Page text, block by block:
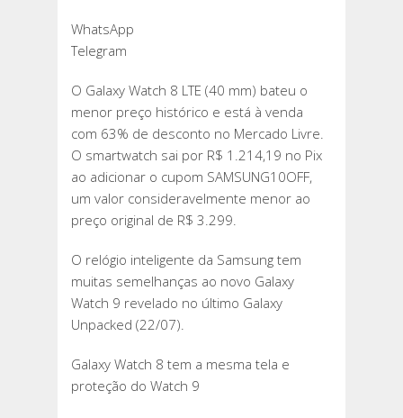
WhatsApp
Telegram
O Galaxy Watch 8 LTE (40 mm) bateu o
menor preço histórico e está à venda
com 63% de desconto no Mercado Livre.
O smartwatch sai por R$ 1.214,19 no Pix
ao adicionar o cupom SAMSUNG10OFF,
um valor consideravelmente menor ao
preço original de R$ 3.299.
O relógio inteligente da Samsung tem
muitas semelhanças ao novo Galaxy
Watch 9 revelado no último Galaxy
Unpacked (22/07).
Galaxy Watch 8 tem a mesma tela e
proteção do Watch 9